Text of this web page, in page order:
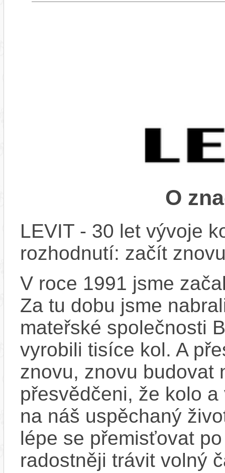
O
LEVIT - 30 let vývoje
rozhodnutí: začít
V roce 1991 jsme
Za tu dobu jsme
mateřské společnosti
vyrobili tisíce kol. A
znovu, znovu budovat
přesvědčeni, že kolo
na náš uspěchaný
lépe se přemisťovat
radostněji trávit volný